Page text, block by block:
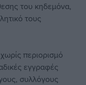
του κηδεμόνα,
τους
περιορισμό
εγγραφές
συλλόγους